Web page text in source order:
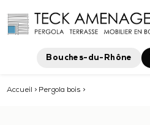
Bouches-du-Rhône
Accueil > Pergola bois >